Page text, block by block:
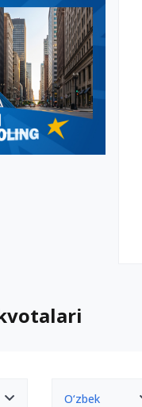
O‘zbek